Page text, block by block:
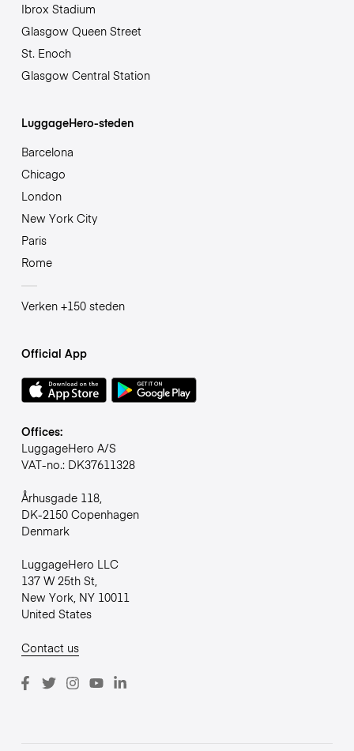
Ibrox Stadium
Glasgow Queen Street
St. Enoch
Glasgow Central Station
LuggageHero-steden
Barcelona
Chicago
London
New York City
Paris
Rome
Verken +150 steden
Official App
Offices:
LuggageHero A/S
VAT-no.: DK37611328
Århusgade 118,
DK-2150 Copenhagen
Denmark
LuggageHero LLC
137 W 25th St,
New York, NY 10011
United States
Contact us